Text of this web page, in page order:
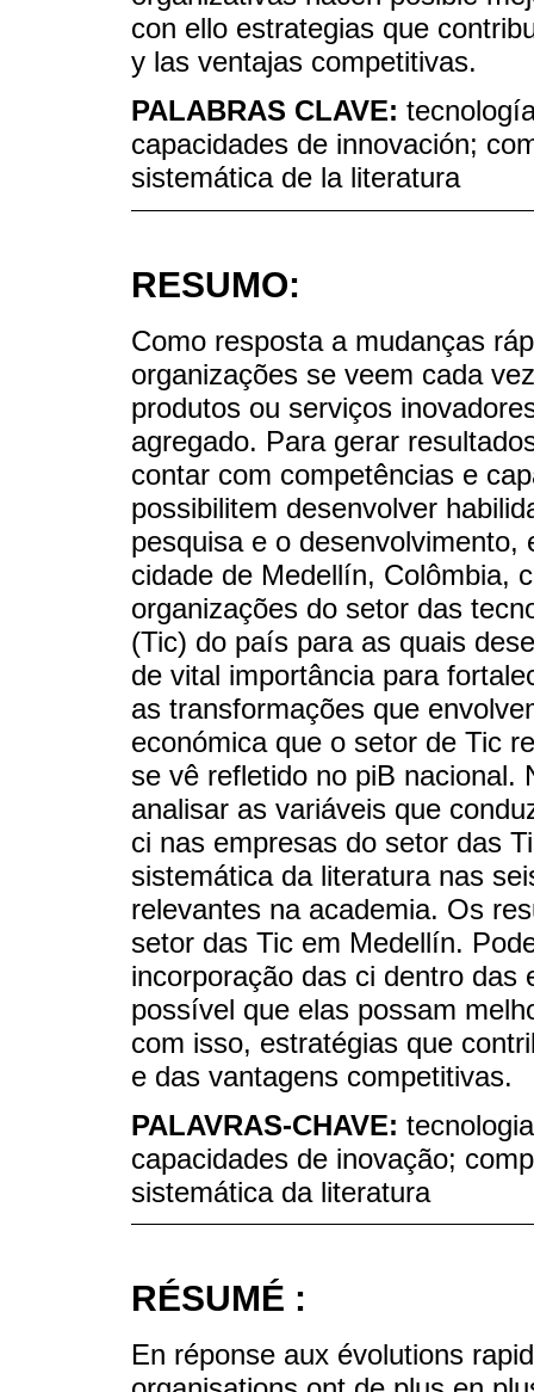
con ello estrategias que
y las ventajas competitivas.
PALABRAS CLAVE:
capacidades de innovación;
sistemática de la literatura
RESUMO:
Como resposta a mudanças
organizações se veem cada
produtos ou serviços
agregado. Para gerar
contar com competências e
possibilitem desenvolver
pesquisa e o
cidade de Medellín, Colômbia,
organizações do setor das
(Tic) do país para as quais
de vital importância para
as transformações que
económica que o setor de Tic
se vê refletido no piB nacional.
analisar as variáveis que
ci nas empresas do setor das
sistemática da literatura nas
relevantes na academia. Os
setor das Tic em Medellín.
incorporação das ci dentro das
possível que elas possam
com isso, estratégias que
e das vantagens competitivas.
PALAVRAS-CHAVE:
capacidades de inovação;
sistemática da literatura
RÉSUMÉ :
En réponse aux évolutions